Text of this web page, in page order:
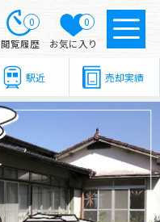
0
閲覧履歴
0
お気に入り
駅近 売却実績